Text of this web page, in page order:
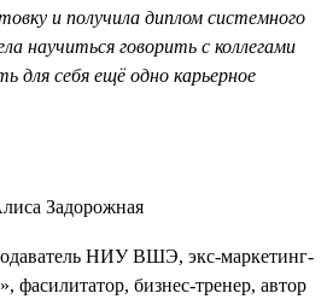
и получила диплом системного
научиться говорить с коллегами
для себя ещё одно карьерное
НИУ ВШЭ, экс‑маркетинг-
фасилитатор, бизнес-тренер, автор